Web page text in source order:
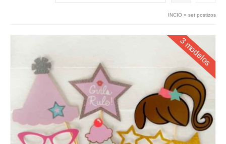
INCIO » set postizos
3 modelos
16.97€